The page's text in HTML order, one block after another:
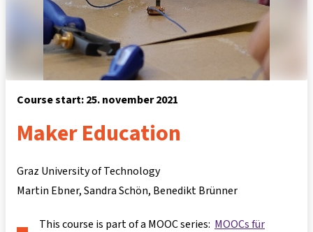
Course start: 25. november 2021
Maker Education
Graz University of Technology
Martin Ebner, Sandra Schön, Benedikt Brünner
This course is part of a MOOC series: MOOCs für